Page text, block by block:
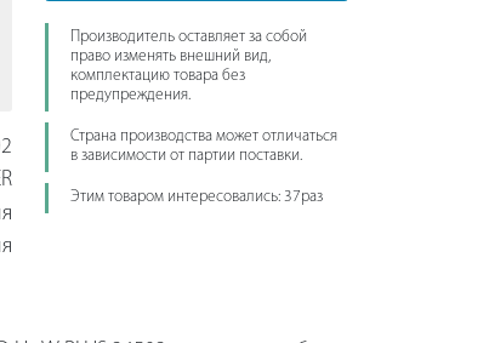
Производитель оставляет за собой
право изменять внешний вид,
комплектацию товара без
предупреждения.
Страна производства может отличаться
в зависимости от партии поставки.
Этим товаром интересовались: 37раз